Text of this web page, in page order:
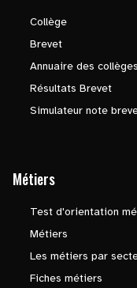
Collège
Brevet
Annuaire des collèges
Résultats Brevet
Simulateur note
Métiers
Test d'orientation
Métiers
Les métiers par
Fiches métiers